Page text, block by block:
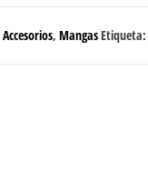
Accesorios, MangasEtiqueta: